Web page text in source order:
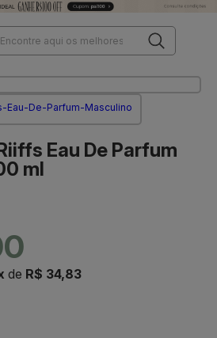
Eau De Parfum
ml
de R$ 34,83